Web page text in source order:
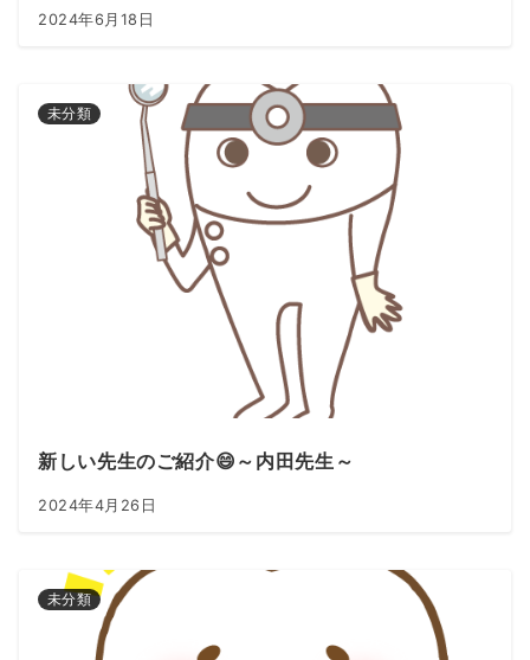
2024年6月18日
未分類
新しい先生のご紹介😄～内田先生～
2024年4月26日
未分類